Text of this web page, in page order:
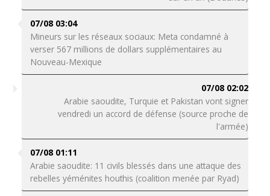
07/08 03:04
Mineurs sur les réseaux sociaux: Meta condamné à
verser 567 millions de dollars supplémentaires au
Nouveau-Mexique
07/08 02:02
Arabie saoudite, Turquie et Pakistan vont signer
vendredi un accord de défense (source proche de
l'armée)
07/08 01:11
Arabie saoudite: 11 civils blessés dans une attaque des
rebelles yéménites houthis (coalition menée par Ryad)